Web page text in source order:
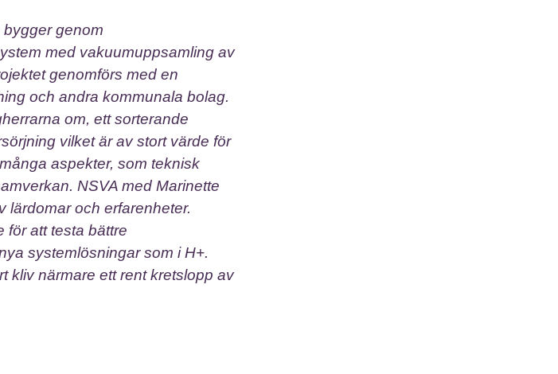
bygger genom
med vakuumuppsamling av
genomförs med en
och andra kommunala bolag.
om, ett sorterande
vilket är av stort värde för
aspekter, som teknisk
NSVA med Marinette
lärdomar och erfarenheter.
för att testa bättre
systemlösningar som i H+.
kliv närmare ett rent kretslopp av